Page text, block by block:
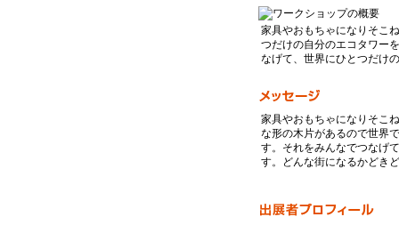
家具やおもちゃになりそこ
つだけの自分のエコタワー
なげて、世界にひとつだけ
家具やおもちゃになりそこ
な形の木片があるので世界
す。それをみんなでつなげ
す。どんな街になるかどき